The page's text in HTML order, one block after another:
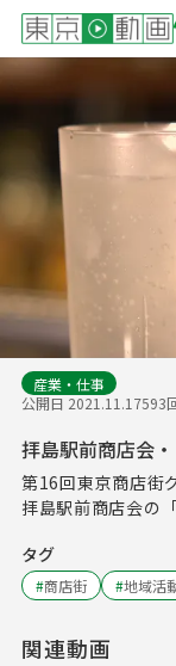
Play
産業・仕事
公開日 2021.11.17593
拝島駅前商店会
第16回東京商店街
拝島駅前商店会の
タグ
#商店街 #地域活
関連動画